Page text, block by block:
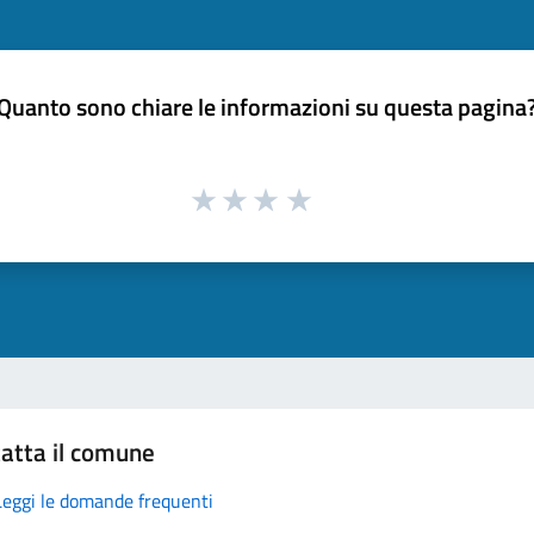
sono chiare le informazioni su questa
il comune
le domande frequenti